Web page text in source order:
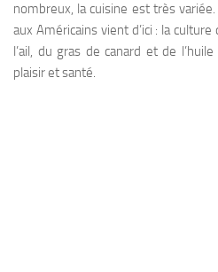
nombreux, la cuisine est très variée.
aux Américains vient d’ici : la
l’ail, du gras de canard et de
plaisir et santé.